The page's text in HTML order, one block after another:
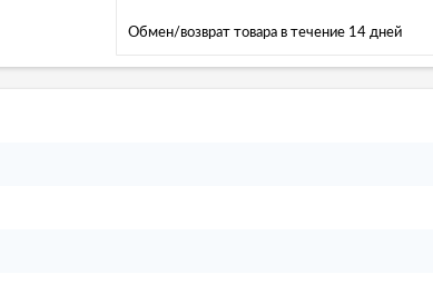
Обмен/возврат товара в течение 14 дней